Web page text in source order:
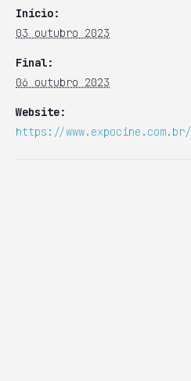
Início:
03 outubro 2023
Final:
06 outubro 2023
Website:
https://www.expocine.com.br/